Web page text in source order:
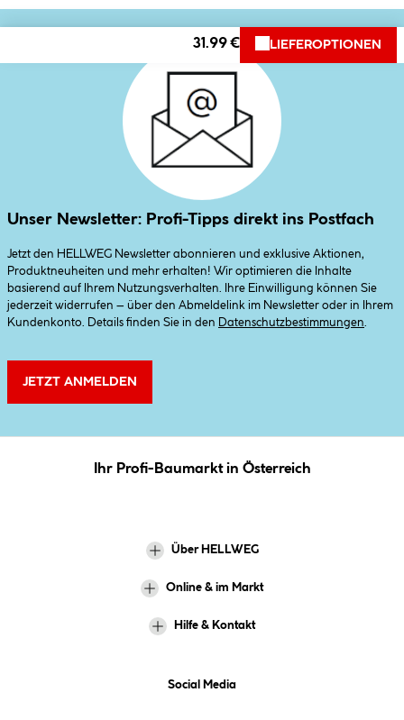
31.99 € LIEFEROPTIONEN
Unser Newsletter: Profi-Tipps direkt ins Postfach
Jetzt den HELLWEG Newsletter abonnieren und exklusive Aktionen,
Produktneuheiten und mehr erhalten! Wir optimieren die Inhalte
basierend auf Ihrem Nutzungsverhalten. Ihre Einwilligung können Sie
jederzeit widerrufen – über den Abmeldelink im Newsletter oder in Ihrem
Kundenkonto. Details finden Sie in den
Datenschutzbestimmungen
JETZT ANMELDEN
Ihr Profi-Baumarkt in Österreich
Über HELLWEG
Online & im Markt
Hilfe & Kontakt
Social Media